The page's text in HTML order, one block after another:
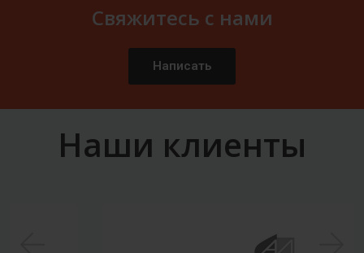
Свяжитесь с нами
Написать
Наши клиенты